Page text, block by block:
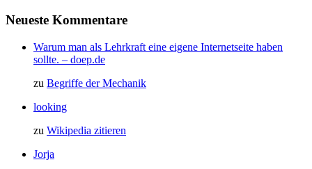
Neueste Kommentare
Warum man als Lehrkraft eine eigene Internetseite haben
sollte. – doep.de
zu Begriffe der Mechanik
looking
zu Wikipedia zitieren
Jorja